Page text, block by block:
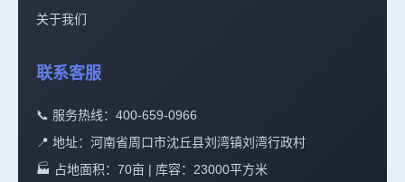
关于我们
联系客服
📞 服务热线：400-659-0966
📍 地址：河南省周口市沈丘县刘湾镇刘湾行政村
🏭 占地面积：70亩 | 库容：23000平方米